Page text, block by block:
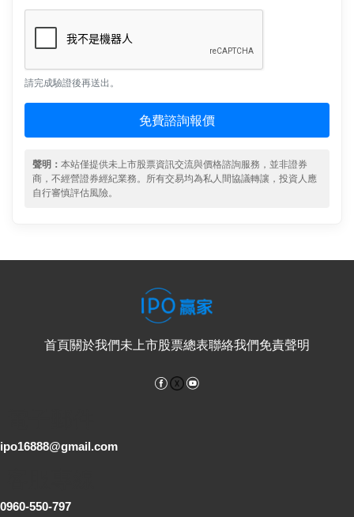
請完成驗證後再送出。
免費諮詢報價
聲明： 本站僅提供未上市股票資訊交流與價格諮詢服務，並非證券
商，不經營證券經紀業務。所有交易均為私人間協議轉讓，投資人應
自行審慎評估風險。
首頁關於我們未上市股票總表聯絡我們免責聲明
Facebook
ipo16888@gmail.com
0960-550-797